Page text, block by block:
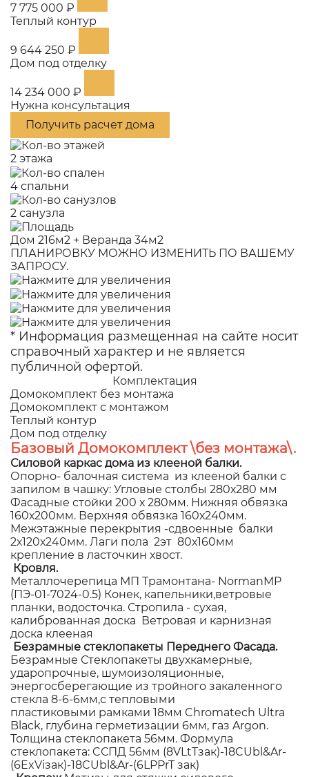
7 775 000 ₽
Теплый контур
9 644 250 ₽
Дом под отделку
14 234 000 ₽
Нужна консультация
Получить расчет дома
2 этажа
4 спальни
2 санузла
Дом 216м2 + Веранда 34м2
ПЛАНИРОВКУ МОЖНО ИЗМЕНИТЬ ПО ВАШЕМУ
ЗАПРОСУ.
* Информация размещенная на сайте носит
справочный характер и не является
публичной офертой.
Комплектация
Домокомплект без монтажа
Домокомплект с монтажом
Теплый контур
Дом под отделку
Базовый Домокомплект \без монтажа\.
Силовой каркас дома из клееной балки.
Опорно- балочная система из клееной балки с
запилом в чашку: Угловые столбы 280х280 мм
Фасадные стойки 200 х 280мм. Нижняя обвязка
160х200мм. Верхняя обвязка 160х240мм.
Межэтажные перекрытия -сдвоенные балки
2х120х240мм. Лаги пола 2эт 80х160мм
крепление в ласточкин хвост.
Кровля.
Металлочерепица МП Трамонтана- NormanMP
(ПЭ-01-7024-0.5) Конек, капельники,ветровые
планки, водосточка. Стропила - сухая,
калиброванная доска Ветровая и карнизная
доска клееная
Безрамные стеклопакеты Переднего Фасада.
Безрамные Стеклопакеты двухкамерные,
ударопрочные, шумоизоляционные,
энергосберегающие из тройного закаленного
стекла 8-6-6мм,с тепловыми
пластиковыми рамками 18мм Chromatech Ultra
Black, глубина герметизации 6мм, газ Argon.
Толщина стеклопакета 56мм. Формула
стеклопакета: CСПД 56мм (8VLtTзак)-18CUbl&Ar-
(6ExViзак)-18CUbl&Ar-(6LPPrT зак)